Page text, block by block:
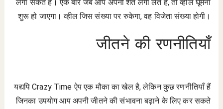
लगा सकते हैं। एक बार जब आप अपनी शर्त लगा लेते हैं, तो व्हील घूमना
शुरू हो जाएगा। व्हील जिस संख्या पर रुकेगा, वह विजेता संख्या होगी।
जीतने की रणनीतियाँ
यद्यपि Crazy Time ऐप एक मौका का खेल है, लेकिन कुछ रणनीतियाँ हैं
जिनका उपयोग आप अपनी जीतने की संभावना बढ़ाने के लिए कर सकते